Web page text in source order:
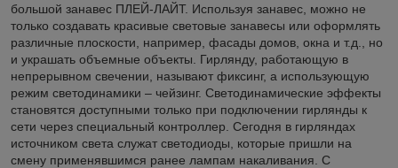
большой занавес ПЛЕЙ-ЛАЙТ. Используя занавес, можно не
только создавать красивые световые занавесы или оформлять
различные плоскости, например, фасады домов, окна и т.д., но
и украшать объемные объекты. Гирлянду, работающую в
непрерывном свечении, называют фиксинг, а использующую
режим светодинамики – чейзинг. Светодинамические эффекты
становятся доступными только при подключении гирлянды к
сети через специальный контроллер. Сегодня в гирляндах
источником света служат светодиоды, которые пришли на
смену применявшимся ранее лампам накаливания. С